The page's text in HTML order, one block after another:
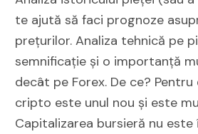
te ajută să faci prognoze
prețurilor. Analiza tehnică pe
semnificație și o importanță
decât pe Forex. De ce?
cripto este unul nou și este
Capitalizarea bursieră nu